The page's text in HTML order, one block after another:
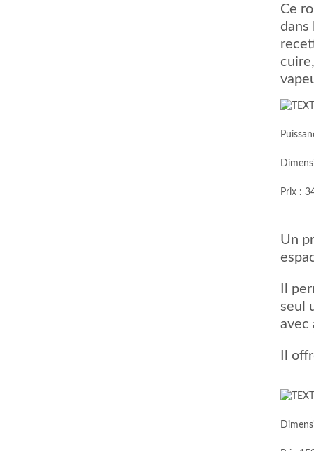
Ce
dans
Prix :
Un
Il
seul
avec
Il